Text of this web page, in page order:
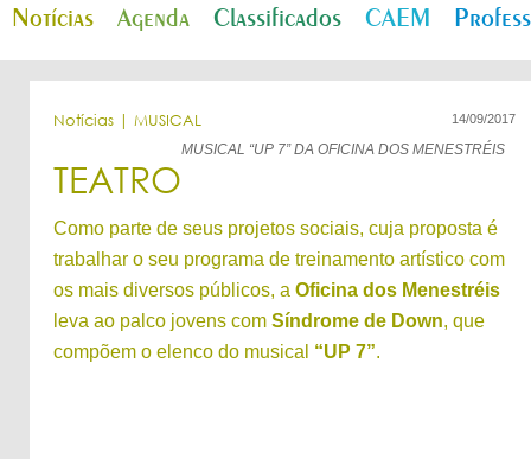
Notícias Agenda Classificados CAEM
Notícias | MUSICAL 14/09/2017
TEATRO
MUSICAL “UP 7” DA OFICINA DOS MENESTRÉIS
Como parte de seus projetos sociais, cuja proposta é
trabalhar o seu programa de treinamento artístico com
os mais diversos públicos, a Oficina dos Menestréis
leva ao palco jovens com Síndrome de Down, que
compõem o elenco do musical “UP 7”.